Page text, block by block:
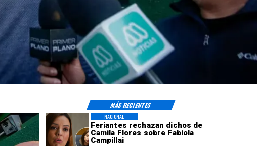
Feriantes rechazan dichos de
Camila Flores sobre Fabiola
Campillai
NACIONAL
MÁS RECIENTES